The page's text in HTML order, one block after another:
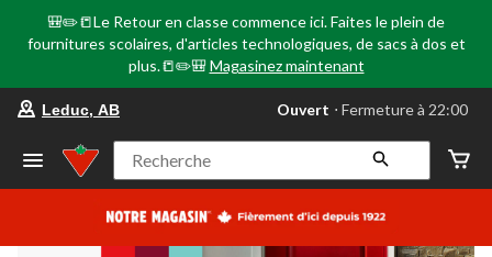
🎒✏️📒Le Retour en classe commence ici. Faites le plein de
fournitures scolaires, d'articles technologiques, de sacs à dos et
plus.📒✏️🎒 Magasinez maintenant
votre
préféré
Leduc,
AB,
courament
Fermeture
Leduc, AB Ouvert ⋅ Fermeture à 22:00
Recherche